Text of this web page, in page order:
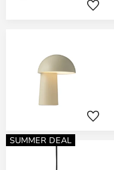
SUMMER DEAL